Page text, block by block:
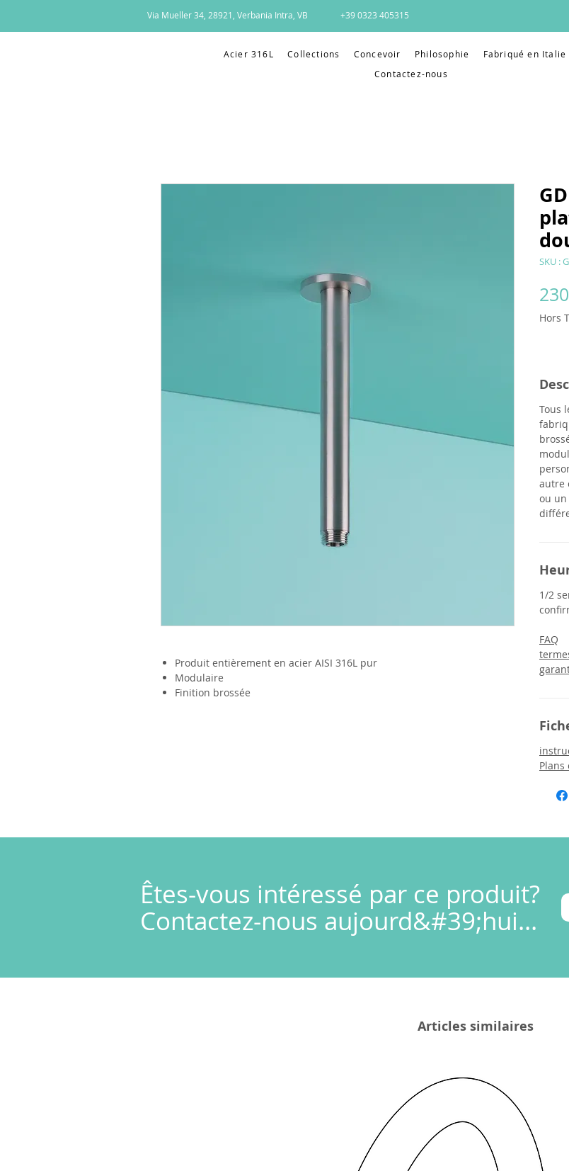
Via Mueller 34, 28921, Verbania Intra, VB +39 0323 405315
Acier 316L Collections Concevoir Philosophie Fabriqué en Italie
Contactez-nous
Produit entièrement en acier AISI 316L pur
Modulaire
Finition brossée
SKU :
Hors
Tous
autre
ou un
1/2
FAQ
Plans
Êtes-vous intéressé par ce produit?
Contactez-nous aujourd&#39;hui...
Articles similaires